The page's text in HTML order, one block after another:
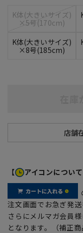
K体(大きいサイズ)
×5号(170cm)
K体(大きいサイズ)
×8号(185cm)
【 アイコンについて
注文画面でお急ぎ発送
さらにメルマガ会員
となります。（補正